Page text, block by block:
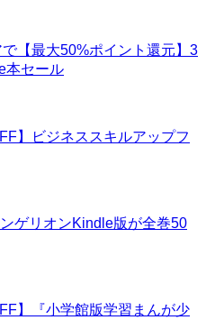
【最大50%ポイント還元】3
本セール
】ビジネススキルアップフ
ゲリオンKindle版が全巻50
】『小学館版学習まんが少